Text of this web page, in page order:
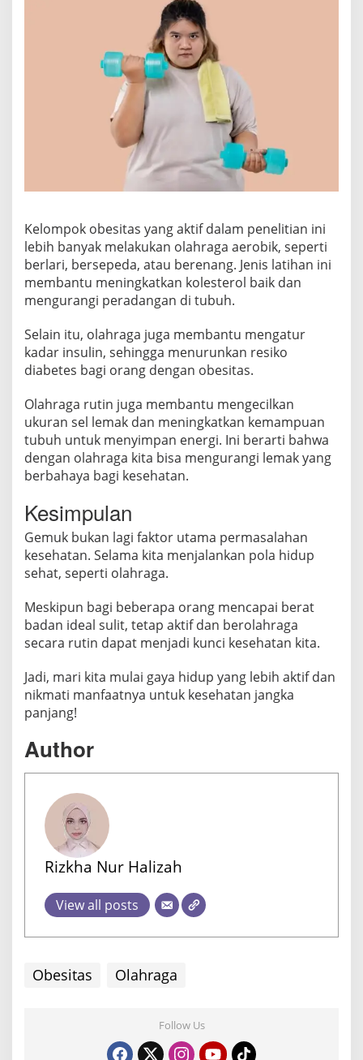
Kelompok obesitas yang aktif dalam penelitian ini
lebih banyak melakukan olahraga aerobik, seperti
berlari, bersepeda, atau berenang. Jenis latihan ini
membantu meningkatkan kolesterol baik dan
mengurangi peradangan di tubuh.
Selain itu, olahraga juga membantu mengatur
kadar insulin, sehingga menurunkan resiko
diabetes bagi orang dengan obesitas.
Olahraga rutin juga membantu mengecilkan
ukuran sel lemak dan meningkatkan kemampuan
tubuh untuk menyimpan energi. Ini berarti bahwa
dengan olahraga kita bisa mengurangi lemak yang
berbahaya bagi kesehatan.
Kesimpulan
Gemuk bukan lagi faktor utama permasalahan
kesehatan. Selama kita menjalankan pola hidup
sehat, seperti olahraga.
Meskipun bagi beberapa orang mencapai berat
badan ideal sulit, tetap aktif dan berolahraga
secara rutin dapat menjadi kunci kesehatan kita.
Jadi, mari kita mulai gaya hidup yang lebih aktif dan
nikmati manfaatnya untuk kesehatan jangka
panjang!
Author
Rizkha Nur Halizah
View all posts
Obesitas Olahraga
Follow Us